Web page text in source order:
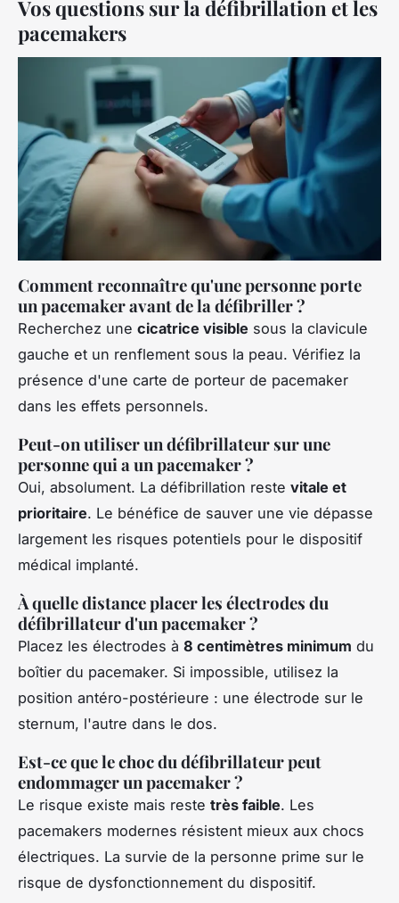
Vos questions sur la défibrillation et les
pacemakers
Comment reconnaître qu'une personne porte
un pacemaker avant de la défibriller ?
Recherchez une cicatrice visible sous la clavicule
gauche et un renflement sous la peau. Vérifiez la
présence d'une carte de porteur de pacemaker
dans les effets personnels.
Peut-on utiliser un défibrillateur sur une
personne qui a un pacemaker ?
Oui, absolument. La défibrillation reste vitale et
prioritaire. Le bénéfice de sauver une vie dépasse
largement les risques potentiels pour le dispositif
médical implanté.
À quelle distance placer les électrodes du
défibrillateur d'un pacemaker ?
Placez les électrodes à 8 centimètres minimum du
boîtier du pacemaker. Si impossible, utilisez la
position antéro-postérieure : une électrode sur le
sternum, l'autre dans le dos.
Est-ce que le choc du défibrillateur peut
endommager un pacemaker ?
Le risque existe mais reste très faible. Les
pacemakers modernes résistent mieux aux chocs
électriques. La survie de la personne prime sur le
risque de dysfonctionnement du dispositif.